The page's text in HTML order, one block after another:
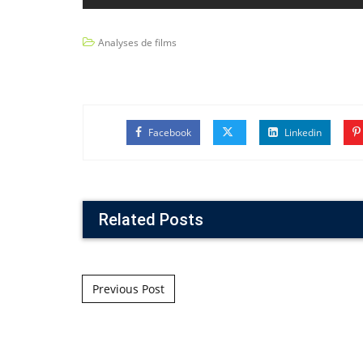
Analyses de films
Facebook Linkedin
Related Posts
Post navigation
Previous Post